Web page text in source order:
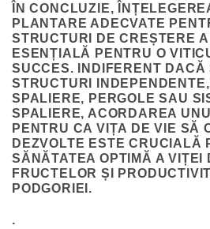
ÎN CONCLUZIE,
PLANTARE ADECVATE
STRUCTURI DE CREȘTERE
ESENȚIALĂ PENTRU O
SUCCES. INDIFERENT
STRUCTURI
SPALIERE, PERGOLE SAU
SPALIERE, ACORDAREA
PENTRU CA VIȚA DE VIE SĂ
DEZVOLTE ESTE CRUCIALĂ
SĂNĂTATEA OPTIMĂ A VIȚEI
FRUCTELOR ȘI
PODGORIEI.
.